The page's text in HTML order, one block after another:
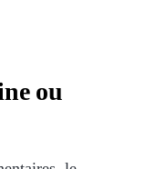
ou